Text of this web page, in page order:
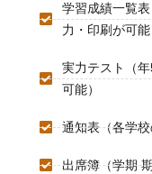
学習成績一覧
力・印刷が可
実力テスト（
可能）
通知表（各学
出席簿（学期